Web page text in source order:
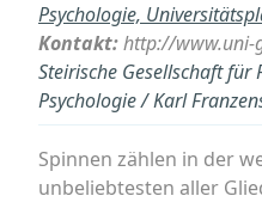
Psychologie,
Kontakt:http://www.uni-
Steirische Gesellschaft
Psychologie / Karl
Spinnen zählen in der
unbeliebtesten aller